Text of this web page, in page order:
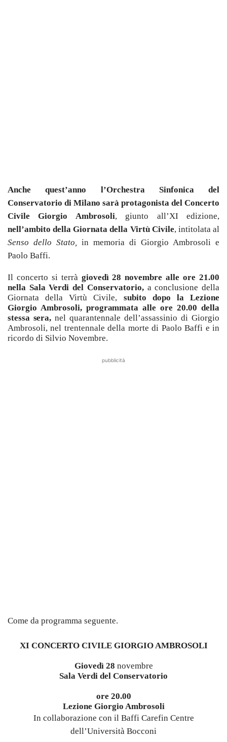
Anche quest’anno l’Orchestra Sinfonica del
Conservatorio di Milano sarà protagonista del Concerto
Civile Giorgio Ambrosoli, giunto all’XI edizione,
nell’ambito della Giornata della Virtù Civile, intitolata al
Senso dello Stato,
in memoria di Giorgio Ambrosoli e
Paolo Baffi.
Il concerto si terrà giovedì 28 novembre alle ore 21.00
nella Sala Verdi del Conservatorio, a conclusione della
Giornata della Virtù Civile, subito dopo la Lezione
Giorgio Ambrosoli, programmata alle ore 20.00 della
stessa sera,nel quarantennale dell’assassinio di Giorgio
Ambrosoli, nel trentennale della morte di Paolo Baffi e in
ricordo di Silvio Novembre.
pubblicità
Come da programma seguente.
XI CONCERTO CIVILE GIORGIO AMBROSOLI
Giovedì 28 novembre
Sala Verdi del Conservatorio
ore 20.00
Lezione Giorgio Ambrosoli
In collaborazione con il Baffi Carefin Centre
dell’Università Bocconi